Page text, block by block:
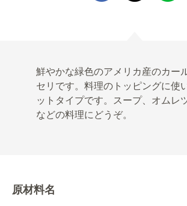
鮮やかな緑色のアメリカ産のカー
セリです。料理のトッピングに使
ットタイプです。スープ、オムレ
などの料理にどうぞ。
原材料名